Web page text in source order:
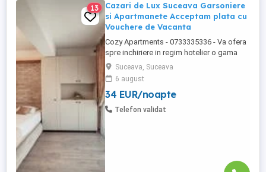
13
Cazari de Lux Suceava Garsoniere
si Apartmanete Acceptam plata cu
Vouchere de Vacanta
Cozy Apartments - 0733335336 - Va ofera
spre inchiriere in regim hotelier o gama
variata de apartamente si garsoniere
situate in puncte cheie ale orasului
Suceava: Bulevardul George Enescu.
Kaufland George Enescu In centrul
Orasului pe Esplanada langa McDonald's.
Suceava, Suceava
6 august
34 EUR/noapte
Telefon validat